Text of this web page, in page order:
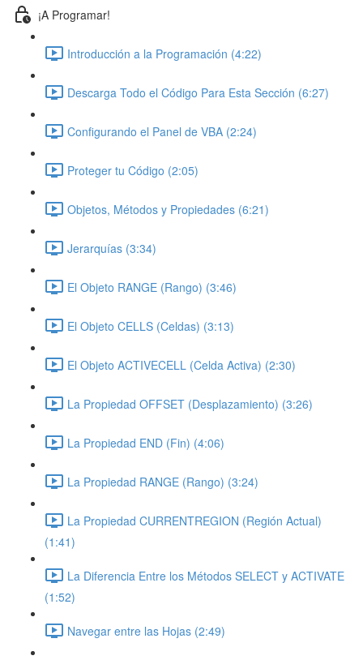
¡A Programar!
Introducción a la Programación (4:22)
Descarga Todo el Código Para Esta Sección (6:27)
Configurando el Panel de VBA (2:24)
Proteger tu Código (2:05)
Objetos, Métodos y Propiedades (6:21)
Jerarquías (3:34)
El Objeto RANGE (Rango) (3:46)
El Objeto CELLS (Celdas) (3:13)
El Objeto ACTIVECELL (Celda Activa) (2:30)
La Propiedad OFFSET (Desplazamiento) (3:26)
La Propiedad END (Fin) (4:06)
La Propiedad RANGE (Rango) (3:24)
La Propiedad CURRENTREGION (Región Actual)
(1:41)
La Diferencia Entre los Métodos SELECT y ACTIVATE
(1:52)
Navegar entre las Hojas (2:49)